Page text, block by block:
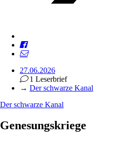
27.06.2026
1 Leserbrief
→ Der schwarze Kanal
Der schwarze Kanal
Genesungskriege